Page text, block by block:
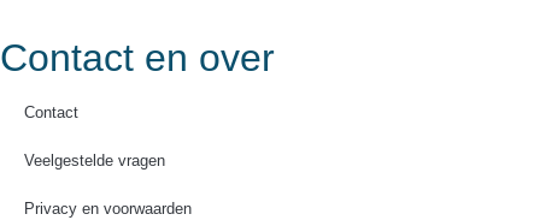
Contact en over
Contact
Veelgestelde vragen
Privacy en voorwaarden